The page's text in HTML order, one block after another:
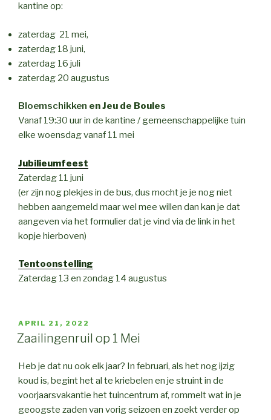
kantine op:
zaterdag 21 mei,
zaterdag 18 juni,
zaterdag 16 juli
zaterdag 20 augustus
Bloemschikken en Jeu de Boules
Vanaf 19:30 uur in de kantine / gemeenschappelijke tuin
elke woensdag vanaf 11 mei
Jubilieumfeest
Zaterdag 11 juni
(er zijn nog plekjes in de bus, dus mocht je je nog niet
hebben aangemeld maar wel mee willen dan kan je dat
aangeven via het formulier dat je vind via de link in het
kopje hierboven)
Tentoonstelling
Zaterdag 13 en zondag 14 augustus
GEPLAATST
OP
APRIL 21, 2022
Zaailingenruil op 1 Mei
Heb je dat nu ook elk jaar? In februari, als het nog ijzig
koud is, begint het al te kriebelen en je struint in de
voorjaarsvakantie het tuincentrum af, rommelt wat in je
geoogste zaden van vorig seizoen en zoekt verder op